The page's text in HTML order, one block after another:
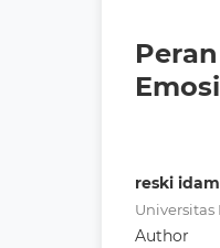
reski
Universitas
Author